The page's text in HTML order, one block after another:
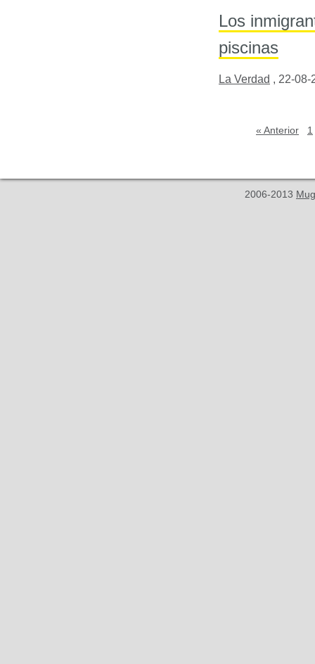
Los
piscinas
La Verdad , 22-08-
« Anterior 1
2006-2013